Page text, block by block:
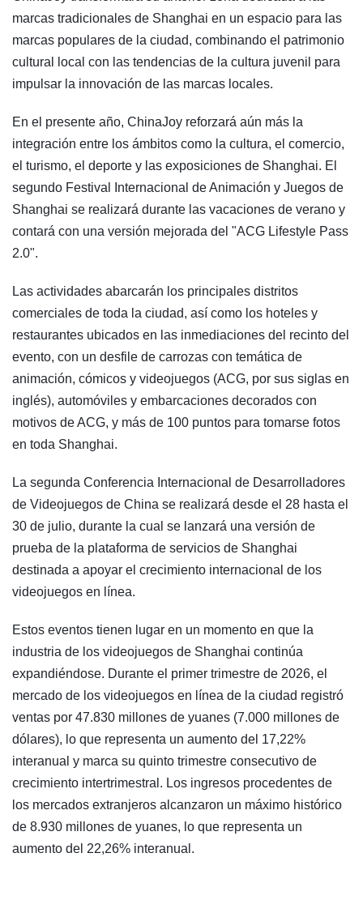
marcas tradicionales de Shanghai en un espacio para las
marcas populares de la ciudad, combinando el patrimonio
cultural local con las tendencias de la cultura juvenil para
impulsar la innovación de las marcas locales.
En el presente año, ChinaJoy reforzará aún más la
integración entre los ámbitos como la cultura, el comercio,
el turismo, el deporte y las exposiciones de Shanghai. El
segundo Festival Internacional de Animación y Juegos de
Shanghai se realizará durante las vacaciones de verano y
contará con una versión mejorada del "ACG Lifestyle Pass
2.0".
Las actividades abarcarán los principales distritos
comerciales de toda la ciudad, así como los hoteles y
restaurantes ubicados en las inmediaciones del recinto del
evento, con un desfile de carrozas con temática de
animación, cómicos y videojuegos (ACG, por sus siglas en
inglés), automóviles y embarcaciones decorados con
motivos de ACG, y más de 100 puntos para tomarse fotos
en toda Shanghai.
La segunda Conferencia Internacional de Desarrolladores
de Videojuegos de China se realizará desde el 28 hasta el
30 de julio, durante la cual se lanzará una versión de
prueba de la plataforma de servicios de Shanghai
destinada a apoyar el crecimiento internacional de los
videojuegos en línea.
Estos eventos tienen lugar en un momento en que la
industria de los videojuegos de Shanghai continúa
expandiéndose. Durante el primer trimestre de 2026, el
mercado de los videojuegos en línea de la ciudad registró
ventas por 47.830 millones de yuanes (7.000 millones de
dólares), lo que representa un aumento del 17,22%
interanual y marca su quinto trimestre consecutivo de
crecimiento intertrimestral. Los ingresos procedentes de
los mercados extranjeros alcanzaron un máximo histórico
de 8.930 millones de yuanes, lo que representa un
aumento del 22,26% interanual.